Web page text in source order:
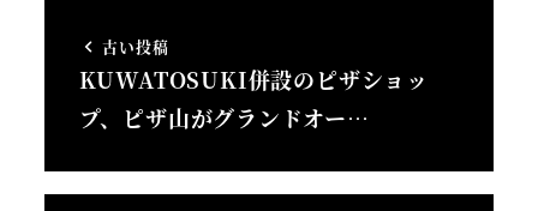
古い投稿
KUWATOSUKI併設のピザショッ
プ、ピザ山がグランドオー…